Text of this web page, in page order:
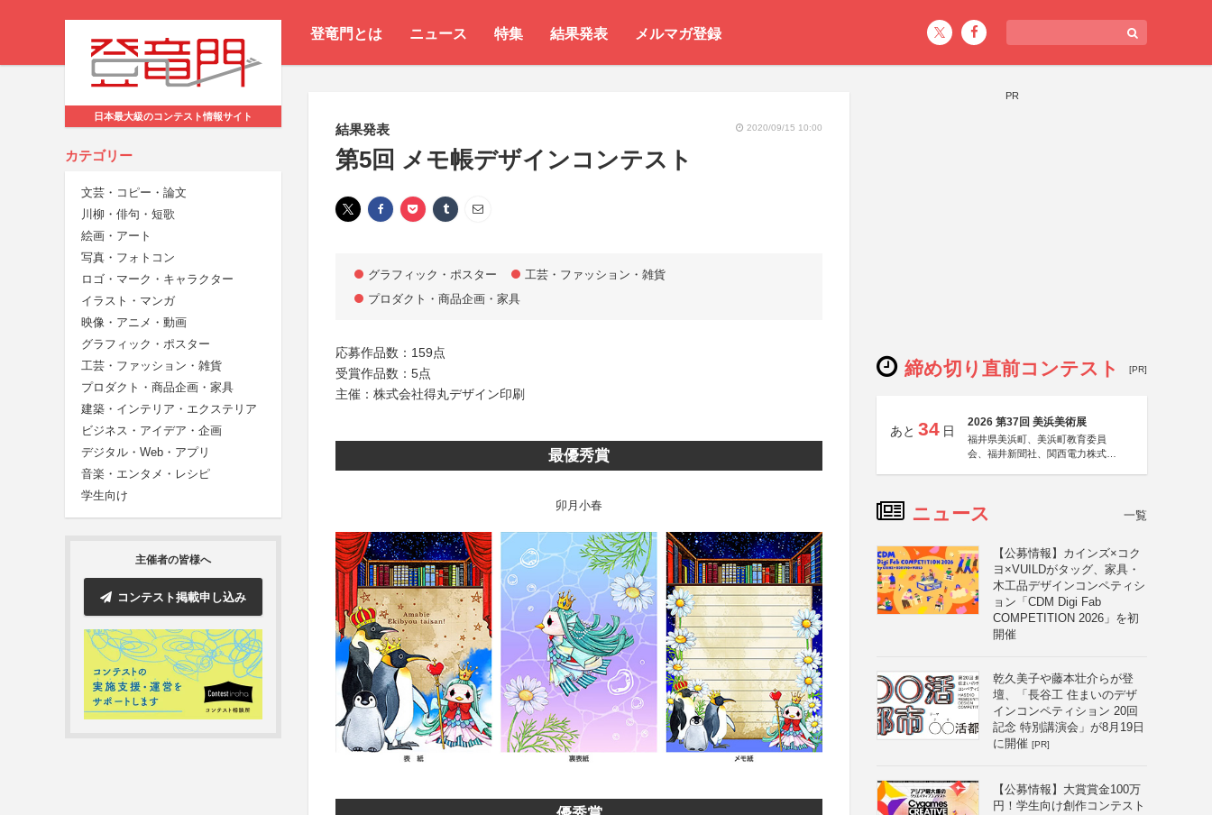
登竜門とは ニュース 特集 結果発表 メルマガ登録
日本最大級のコンテスト情報サイト
カテゴリー
文芸・コピー・論文
川柳・俳句・短歌
絵画・アート
写真・フォトコン
ロゴ・マーク・キャラクター
イラスト・マンガ
映像・アニメ・動画
グラフィック・ポスター
工芸・ファッション・雑貨
プロダクト・商品企画・家具
建築・インテリア・エクステリア
ビジネス・アイデア・企画
デジタル・Web・アプリ
音楽・エンタメ・レシピ
学生向け
主催者の皆様へ
コンテスト掲載申し込み
結果発表 2020/09/15 10:00
第5回 メモ帳デザインコンテスト
グラフィック・ポスター
工芸・ファッション・雑貨
プロダクト・商品企画・家具
応募作品数：159点
受賞作品数：5点
主催：株式会社得丸デザイン印刷
最優秀賞
卯月小春
PR
締め切り直前コンテスト [PR]
あと 34 日
2026 第37回 美浜美術展
福井県美浜町、美浜町教育委員
会、福井新聞社、関西電力株式会
ニュース 一覧
【公募情報】カインズ×コク
ヨ×VUILDがタッグ、家具・
木工品デザインコンペティシ
ョン「CDM Digi Fab
COMPETITION 2026」を初
開催
乾久美子や藤本壮介らが登
壇、「長谷工 住まいのデザ
インコンペティション 20回
記念 特別講演会」が8月19日
に開催 [PR]
【公募情報】大賞賞金100万
円！学生向け創作コンテスト